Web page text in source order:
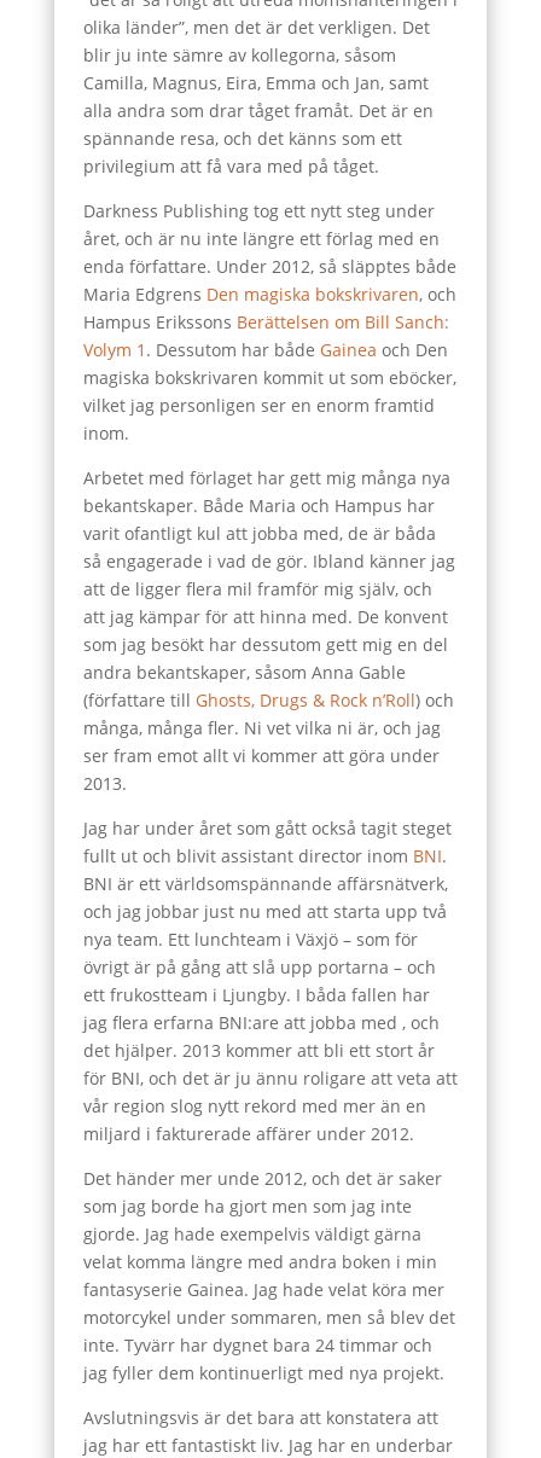
olika länder”, men det är det verkligen. Det
blir ju inte sämre av kollegorna, såsom
Camilla, Magnus, Eira, Emma och Jan, samt
alla andra som drar tåget framåt. Det är en
spännande resa, och det känns som ett
privilegium att få vara med på tåget.
Darkness Publishing tog ett nytt steg under
året, och är nu inte längre ett förlag med en
enda författare. Under 2012, så släpptes både
Maria Edgrens Den magiska bokskrivaren, och
Hampus Erikssons Berättelsen om Bill Sanch:
Volym 1 . Dessutom har både Gainea och Den
magiska bokskrivaren kommit ut som eböcker,
vilket jag personligen ser en enorm framtid
inom.
Arbetet med förlaget har gett mig många nya
bekantskaper. Både Maria och Hampus har
varit ofantligt kul att jobba med, de är båda
så engagerade i vad de gör. Ibland känner jag
att de ligger flera mil framför mig själv, och
att jag kämpar för att hinna med. De konvent
som jag besökt har dessutom gett mig en del
andra bekantskaper, såsom Anna Gable
(författare till Ghosts, Drugs & Rock n’Roll) och
många, många fler. Ni vet vilka ni är, och jag
ser fram emot allt vi kommer att göra under
2013.
Jag har under året som gått också tagit steget
fullt ut och blivit assistant director inom BNI.
BNI är ett världsomspännande affärsnätverk,
och jag jobbar just nu med att starta upp två
nya team. Ett lunchteam i Växjö – som för
övrigt är på gång att slå upp portarna – och
ett frukostteam i Ljungby. I båda fallen har
jag flera erfarna BNI:are att jobba med , och
det hjälper. 2013 kommer att bli ett stort år
för BNI, och det är ju ännu roligare att veta att
vår region slog nytt rekord med mer än en
miljard i fakturerade affärer under 2012.
Det händer mer unde 2012, och det är saker
som jag borde ha gjort men som jag inte
gjorde. Jag hade exempelvis väldigt gärna
velat komma längre med andra boken i min
fantasyserie Gainea. Jag hade velat köra mer
motorcykel under sommaren, men så blev det
inte. Tyvärr har dygnet bara 24 timmar och
jag fyller dem kontinuerligt med nya projekt.
Avslutningsvis är det bara att konstatera att
jag har ett fantastiskt liv. Jag har en underbar